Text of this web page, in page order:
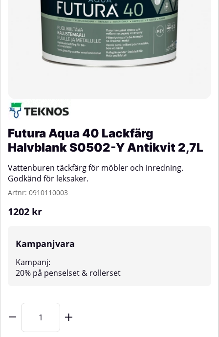
Futura Aqua 40 Lackfärg
Halvblank S0502-Y Antikvit 2,7L
Vattenburen täckfärg för möbler och inredning.
Godkänd för leksaker.
Artnr: 0910110003
1202 kr
Kampanjvara
Kampanj:
20% på penselset & rollerset